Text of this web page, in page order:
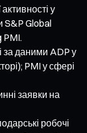
у
S&P Global
PMI.
за даними ADP у
PMI у сфері
заявки на
робочі